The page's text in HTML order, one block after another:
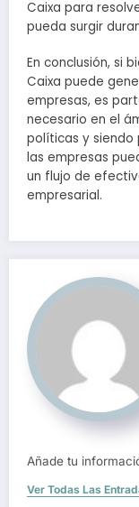
Caixa para
pueda surgir
En conclusión, si
Caixa puede
empresas, es
necesario en el
políticas y siendo
las empresas
un flujo de
empresarial.
Añade tu
Ver Todas Las